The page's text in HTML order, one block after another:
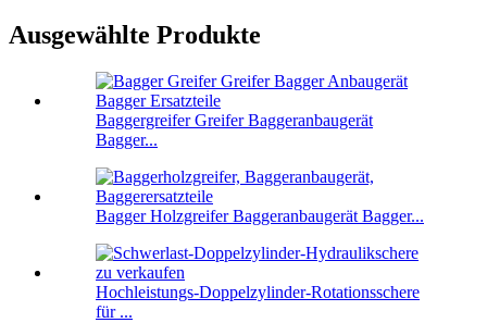
Ausgewählte Produkte
Baggergreifer Greifer Baggeranbaugerät
Bagger...
Bagger Holzgreifer Baggeranbaugerät Bagger...
Hochleistungs-Doppelzylinder-Rotationsschere
für ...